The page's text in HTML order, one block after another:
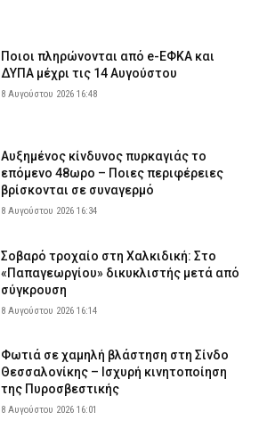
Ποιοι πληρώνονται από e-ΕΦΚΑ και
ΔΥΠΑ μέχρι τις 14 Αυγούστου
8 Αυγούστου 2026 16:48
Αυξημένος κίνδυνος πυρκαγιάς το
επόμενο 48ωρο – Ποιες περιφέρειες
βρίσκονται σε συναγερμό
8 Αυγούστου 2026 16:34
Σοβαρό τροχαίο στη Χαλκιδική: Στο
«Παπαγεωργίου» δικυκλιστής μετά από
σύγκρουση
8 Αυγούστου 2026 16:14
Φωτιά σε χαμηλή βλάστηση στη Σίνδο
Θεσσαλονίκης – Ισχυρή κινητοποίηση
της Πυροσβεστικής
8 Αυγούστου 2026 16:01